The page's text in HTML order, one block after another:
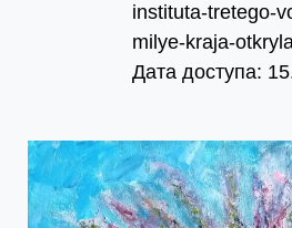
instituta-tretego-
milye-kraja-
Дата доступа: